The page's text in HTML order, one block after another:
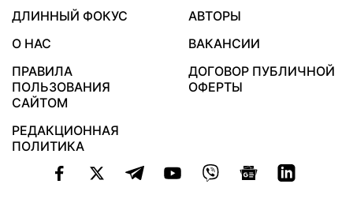
ДЛИННЫЙ ФОКУС
АВТОРЫ
О НАС
ВАКАНСИИ
ПРАВИЛА
ПОЛЬЗОВАНИЯ
САЙТОМ
ДОГОВОР ПУБЛИЧНОЙ
ОФЕРТЫ
РЕДАКЦИОННАЯ
ПОЛИТИКА